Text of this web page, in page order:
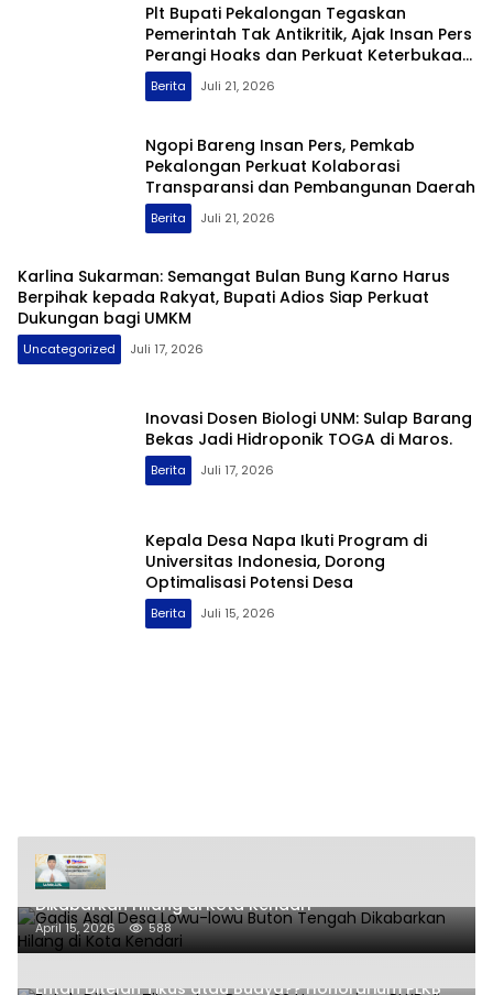
Plt Bupati Pekalongan Tegaskan
Pemerintah Tak Antikritik, Ajak Insan Pers
Perangi Hoaks dan Perkuat Keterbukaan
Informasi
Berita Juli 21, 2026
Ngopi Bareng Insan Pers, Pemkab
Pekalongan Perkuat Kolaborasi
Transparansi dan Pembangunan Daerah
Berita Juli 21, 2026
Karlina Sukarman: Semangat Bulan Bung Karno Harus
Berpihak kepada Rakyat, Bupati Adios Siap Perkuat
Dukungan bagi UMKM
Uncategorized Juli 17, 2026
Inovasi Dosen Biologi UNM: Sulap Barang
Bekas Jadi Hidroponik TOGA di Maros.
Berita Juli 17, 2026
Kepala Desa Napa Ikuti Program di
Universitas Indonesia, Dorong
Optimalisasi Potensi Desa
Berita Juli 15, 2026
Gadis Asal Desa Lowu-lowu Buton Tengah
Dikabarkan Hilang di Kota Kendari
April 15, 2026 588
Entah Ditelan Tikus atau Buaya?? Honorarium PLKB